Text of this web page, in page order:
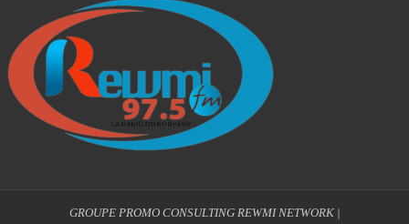
GROUPE PROMO CONSULTING REWMI NETWORK|